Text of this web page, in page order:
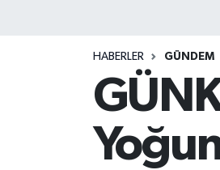
HABERLER GÜNDEM